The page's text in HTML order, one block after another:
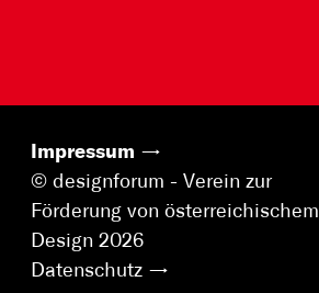
Impressum
© designforum - Verein zur
Förderung von österreichischem
Design 2026
Datenschutz